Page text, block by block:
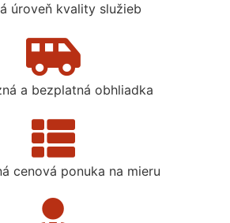
úroveň kvality služieb
a bezplatná obhliadka
cenová ponuka na mieru